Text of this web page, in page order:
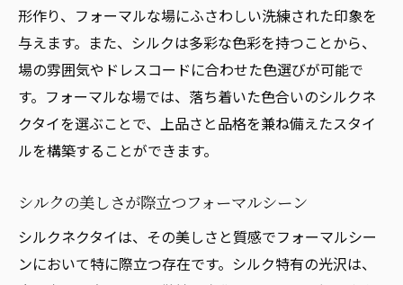
形作り、フォーマルな場にふさわしい洗練された印象を
与えます。また、シルクは多彩な色彩を持つことから、
場の雰囲気やドレスコードに合わせた色選びが可能で
す。フォーマルな場では、落ち着いた色合いのシルクネ
クタイを選ぶことで、上品さと品格を兼ね備えたスタイ
ルを構築することができます。
シルクの美しさが際立つフォーマルシーン
シルクネクタイは、その美しさと質感でフォーマルシー
ンにおいて特に際立つ存在です。シルク特有の光沢は、